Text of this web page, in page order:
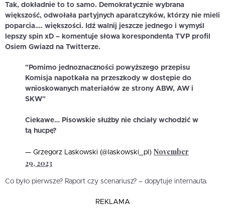
Tak, dokładnie to to samo. Demokratycznie wybrana
większość, odwołała partyjnych aparatczyków, którzy nie mieli
poparcia…. większości. Idź walnij jeszcze jednego i wymyśl
lepszy spin xD – komentuje słowa korespondenta TVP profil
Osiem Gwiazd na Twitterze.
"Pomimo jednoznaczności powyższego przepisu
Komisja napotkała na przeszkody w dostępie do
wnioskowanych materiałów ze strony ABW, AW i
SKW"
Ciekawe… Pisowskie służby nie chciały wchodzić w
tą hucpę?
— Grzegorz Laskowski (@laskowski_pl) November
29, 2023
Co było pierwsze? Raport czy scenariusz? – dopytuje internauta.
REKLAMA